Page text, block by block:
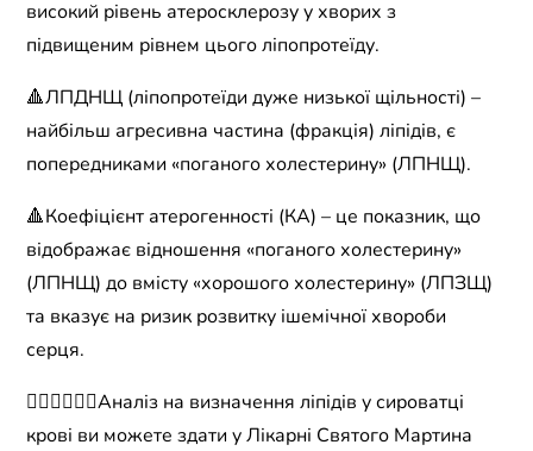
високий рівень атеросклерозу у хворих з
підвищеним рівнем цього ліпопротеїду.
🔺ЛПДНЩ (ліпопротеїди дуже низької щільності) –
найбільш агресивна частина (фракція) ліпідів, є
попередниками «поганого холестерину» (ЛПНЩ).
🔺Коефіцієнт атерогенності (КА) – це показник, що
відображає відношення «поганого холестерину»
(ЛПНЩ) до вмісту «хорошого холестерину» (ЛПЗЩ)
та вказує на ризик розвитку ішемічної хвороби
серця.
👩🏻‍⚕️🧑🏻‍⚕️Аналіз на визначення ліпідів у сироватці
крові ви можете здати у Лікарні Святого Мартина